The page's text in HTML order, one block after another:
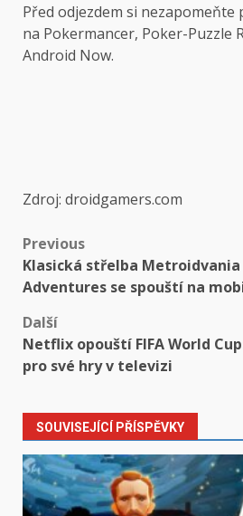
Před odjezdem si
na Pokermancer, Poker-Puzzle
Android Now.
Zdroj: droidgamers.com
Post
navigation
Previous
Klasická střelba Metroidvania
Adventures se spouští na
Další
Netflix opouští FIFA World
pro své hry v televizi
SOUVISEJÍCÍ PŘÍSPĚVKY